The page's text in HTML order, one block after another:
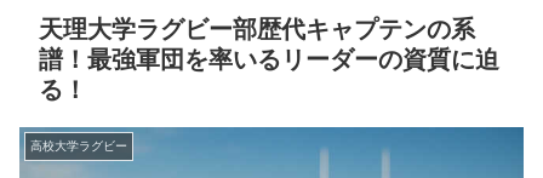
天理大学ラグビー部歴代キャプテンの系
譜！最強軍団を率いるリーダーの資質に迫
る！
高校大学ラグビー